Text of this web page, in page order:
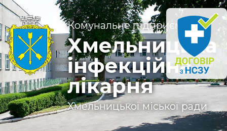
Комунальне підприємство
Хмельницька
інфекційна
лікарня
Хмельницької міської ради